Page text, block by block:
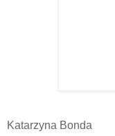
Katarzyna Bonda